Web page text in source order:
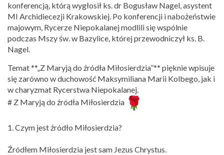
konferencją, którą wygłosił ks. dr Bogusław Nagel, asystent
MI Archidiecezji Krakowskiej. Po konferencji i nabożeństwie
majowym, Rycerze Niepokalanej modlili się wspólnie
podczas Mszy św. w Bazylice, której przewodniczył ks. B.
Nagel.
Temat **„Z Maryją do źródła Miłosierdzia”** pięknie wpisuje
się zarówno w duchowość Maksymiliana Marii Kolbego, jak i
w charyzmat Rycerstwa Niepokalanej.
# Z Maryją do źródła Miłosierdzia
1. Czym jest źródło Miłosierdzia?
Źródłem Miłosierdzia jest sam Jezus Chrystus.